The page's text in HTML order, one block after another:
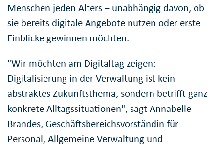
Menschen jeden Alters – unabhängig davon, ob
sie bereits digitale Angebote nutzen oder erste
Einblicke gewinnen möchten.
"Wir möchten am Digitaltag zeigen:
Digitalisierung in der Verwaltung ist kein
abstraktes Zukunftsthema, sondern betrifft ganz
konkrete Alltagssituationen", sagt Annabelle
Brandes, Geschäftsbereichsvorständin für
Personal, Allgemeine Verwaltung und